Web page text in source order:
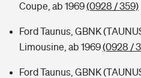
Coupe, ab 1969(0928 / 359)
Ford Taunus, GBNK
Limousine, ab 1969(0928 /
Ford Taunus, GBNK